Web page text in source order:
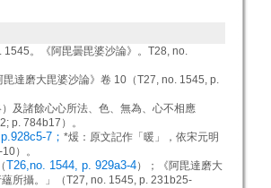
1545。《阿毘曇毘婆沙論》。T28, no.
毘達磨大毘婆沙論》卷 10（T27, no. 1545, p.
及諸餘心心所法、色、無為、心不相應
p. 784b17）。
7； *煖：原文記作「暖」，依宋元明
）。
T26,no. 1544, p. 929a3-4）；《阿毘達磨大
所攝。」（T27, no. 1545, p. 231b25-